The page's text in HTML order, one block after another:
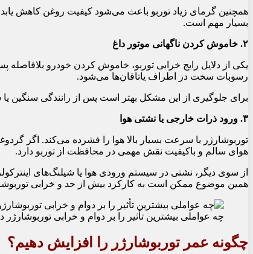
همچنین گرمای زیاد توربو باعث می‌شود کیفیت روغن کاهش یابد
بسیار مهم است.
۲. خاموش کردن ناگهانی موتور داغ
یکی از دلایل رایج خرابی توربو، خاموش کردن خودرو
رسوبات سخت در اطراف یاتاقان‌ها می‌شود.
برای جلوگیری از این مشکل بهتر است پس از رانندگی سنگین یا
۳. ورود ذرات خارجی یا نشتی هوا
توربوشارژر با سرعت بسیار بالا هوا را فشرده می‌کند. اگر
هوای سالم و باکیفیت نقش مهمی در محافظت از توربو دارد.
از سوی دیگر، نشتی در سیستم ورودی هوا یا شیلنگ‌های
همین موضوع ممکن است به کارکرد بیش از حد و خرابی
چه عواملی بیشترین تأثیر را بر دوام و خرابی توربوشارژر
چگونه عمر توربوشارژر را افزایش دهیم؟